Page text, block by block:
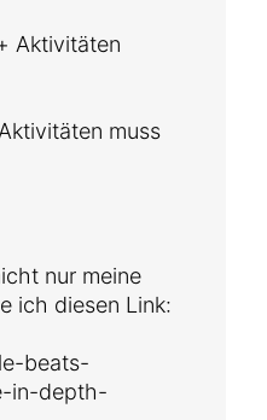
Aktivitäten
muss
nur meine
ich diesen Link:
beats-
in-depth-